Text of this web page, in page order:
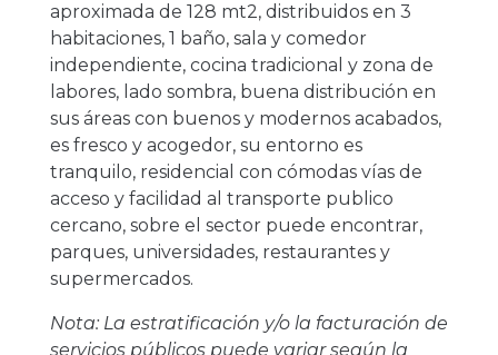
aproximada de 128 mt2, distribuidos en 3
habitaciones, 1 baño, sala y comedor
independiente, cocina tradicional y zona de
labores, lado sombra, buena distribución en
sus áreas con buenos y modernos acabados,
es fresco y acogedor, su entorno es
tranquilo, residencial con cómodas vías de
acceso y facilidad al transporte publico
cercano, sobre el sector puede encontrar,
parques, universidades, restaurantes y
supermercados.
Nota: La estratificación y/o la facturación de
servicios públicos puede variar según la